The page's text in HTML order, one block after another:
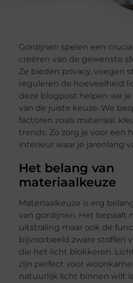
Gordijnen spelen een
creëren van de gewenste
Ze bieden privacy, voegen
reguleren de hoeveelheid
deze blogpost helpen we
van de juiste keuze. We
factoren zoals materiaal,
trends. Zo zorg je voor een
interieur waar je jarenlang
Het belang van
materiaalkeuze
Materiaalkeuze is erg
van gordijnen. Het bepaalt
uitstraling maar ook de
bijvoorbeeld zware stoffen
die het licht blokkeren.
zijn perfect voor
natuurlijk licht binnen wilt